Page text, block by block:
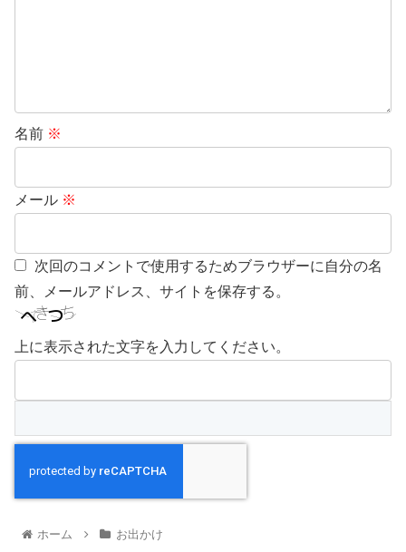
名前 ※
メール ※
次回のコメントで使用するためブラウザーに自分の名
前、メールアドレス、サイトを保存する。
上に表示された文字を入力してください。
ホーム お出かけ